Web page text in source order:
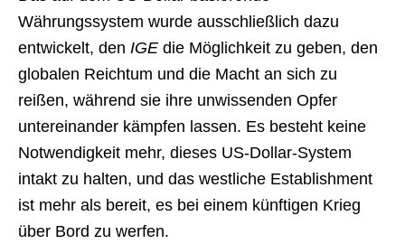
Währungssystem wurde ausschließlich dazu
entwickelt, den IGE die Möglichkeit zu geben, den
globalen Reichtum und die Macht an sich zu
reißen, während sie ihre unwissenden Opfer
untereinander kämpfen lassen. Es besteht keine
Notwendigkeit mehr, dieses US-Dollar-System
intakt zu halten, und das westliche Establishment
ist mehr als bereit, es bei einem künftigen Krieg
über Bord zu werfen.